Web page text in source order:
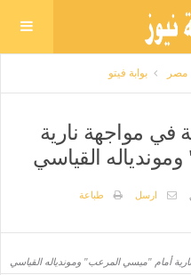
مصر بوابة فيتو
في مواجهة نارية
القياسي
ارسل طباعة
أمام "ميسي المرعب" وموندياله القياسي